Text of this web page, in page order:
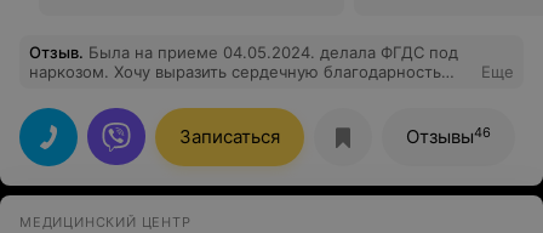
Отзыв. Была на приеме 04.05.2024. делала ФГДС под
наркозом. Хочу выразить сердечную благодарность
внимательное отношение, высокий профессионализм.
Спасибо Вам огромное. Дай Бог Вам крепкого
здоровья.
Еще
Записаться Отзывы46
МЕДИЦИНСКИЙ ЦЕНТР